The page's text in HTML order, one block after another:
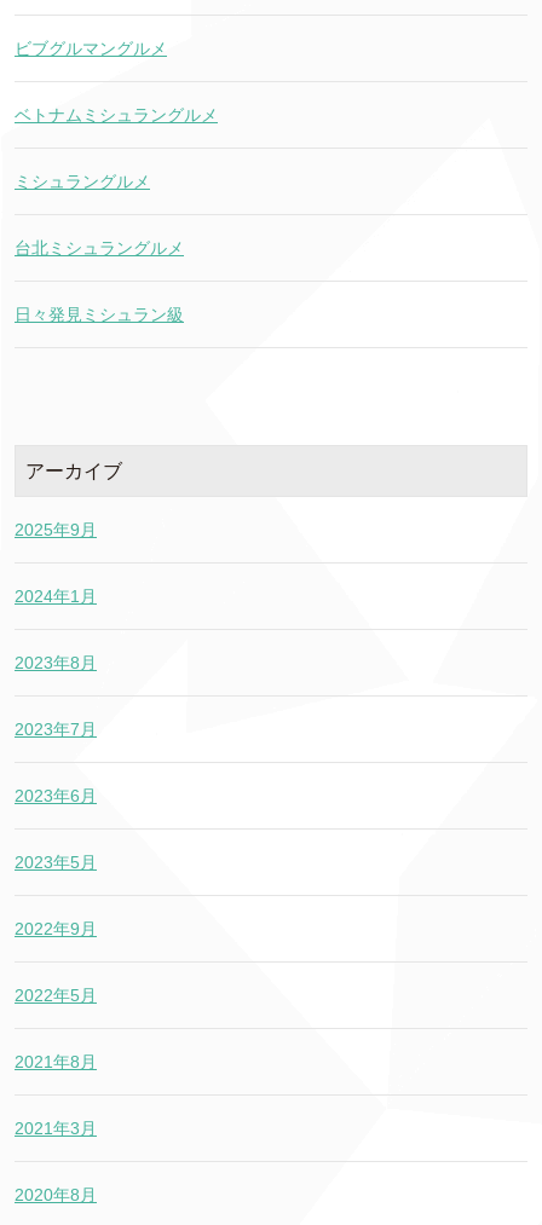
ビブグルマングルメ
ベトナムミシュラングルメ
ミシュラングルメ
台北ミシュラングルメ
日々発見ミシュラン級
アーカイブ
2025年9月
2024年1月
2023年8月
2023年7月
2023年6月
2023年5月
2022年9月
2022年5月
2021年8月
2021年3月
2020年8月